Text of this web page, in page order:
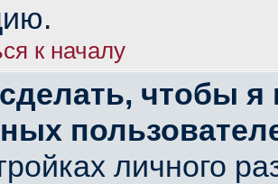
к началу
чтобы
личного